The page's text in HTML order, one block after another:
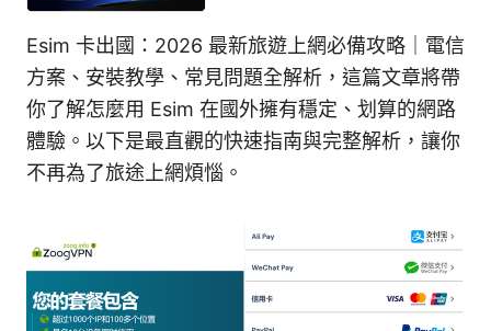
Esim 卡出國：2026 最新旅遊上網必備攻略｜電信
方案、安裝教學、常見問題全解析，這篇文章將帶
你了解怎麼用 Esim 在國外擁有穩定、划算的網路
體驗。以下是最直觀的快速指南與完整解析，讓你
不再為了旅途上網煩惱。